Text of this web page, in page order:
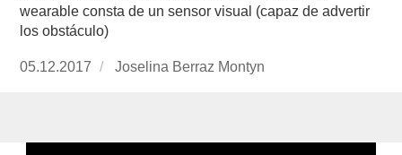
wearable consta de un sensor visual (capaz de advertir
los obstáculo)
Publicado
05.12.2017
https://www.experimenta.es/author/joselina-
Joselina Berraz Montyn